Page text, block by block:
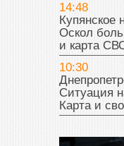
14:48
Купянское
Оскол
и карта
10:30
Ситуация
Карта и